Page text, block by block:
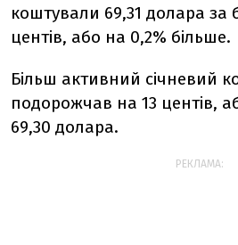
коштували 69,31 долара за
центів, або на 0,2% більше.
Більш активний січневий
подорожчав на 13 центів,
69,30 долара.
РЕКЛАМА: